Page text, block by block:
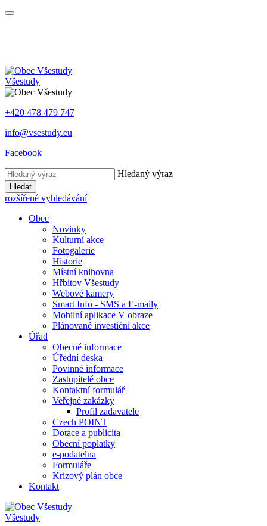
Všestudy
+420 478 479 747
info@vsestudy.eu
Facebook
Hledaný výraz
Hledat
rozšířené vyhledávání
Obec
Novinky
Kulturní akce
Fotogalerie
Historie
Místní knihovna
Hřbitov Všestudy
Webové kamery
Smart Info - SMS a E-maily
Mobilní aplikace V obraze
Plánované investiční akce
Úřad
Obecné informace
Úřední deska
Povinné informace
Zastupitelé obce
Kontaktní formulář
Veřejné zakázky
Profil zadavatele
Czech POINT
Dotace a publicita
Obecní poplatky
e-podatelna
Formuláře
Krizový plán obce
Kontakt
Všestudy